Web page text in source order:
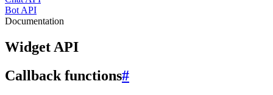
Bot API
Documentation
Widget API
Callback functions#